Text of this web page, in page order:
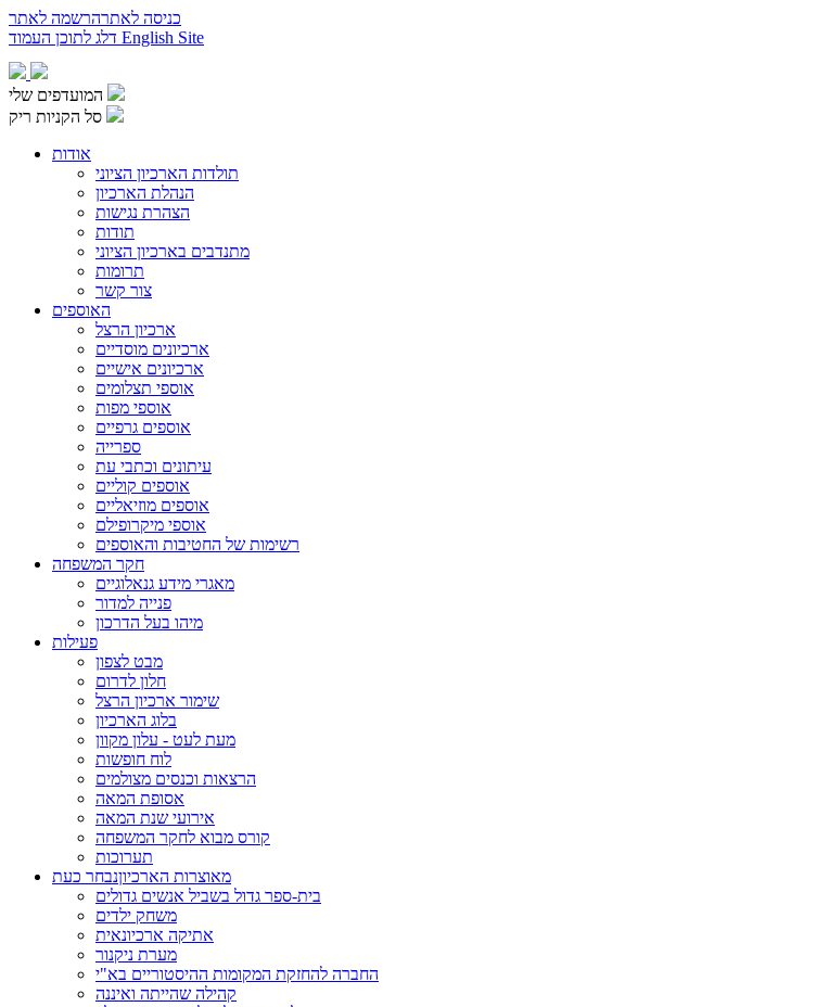
כניסה לאתרהרשמה לאתר
English Site
המועדפים שלי
סל הקניות ריק
אודות
תולדות הארכיון הציוני
הנהלת הארכיון
הצהרת נגישות
תודות
מתנדבים בארכיון הציוני
תרומות
צור קשר
האוספים
ארכיון הרצל
ארכיונים מוסדיים
ארכיונים אישיים
אוספי תצלומים
אוספי מפות
אוספים גרפיים
ספרייה
עיתונים וכתבי עת
אוספים קוליים
אוספים מוזיאליים
אוספי מיקרופילם
רשימות של החטיבות והאוספים
חקר המשפחה
מאגרי מידע גנאלוגיים
פנייה למדור
מיהו בעל הדרכון
פעילות
מבט לצפון
חלון לדרום
שימור ארכיון הרצל
בלוג הארכיון
מעת לעט - עלון מקוון
לוח חופשות
הרצאות וכנסים מצולמים
אסופת המאה
אירועי שנת המאה
קורס מבוא לחקר המשפחה
תערוכות
מאוצרות הארכיוןנבחר כעת
בית-ספר גדול בשביל אנשים גדולים
משחק ילדים
אתיקה ארכיונאית
מערת ניקנור
החברה להחזקת המקומות ההיסטוריים בא"י
קהילה שהייתה ואיננה